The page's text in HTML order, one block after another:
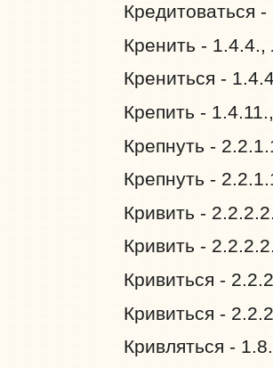
Кредитоваться
Кренить -
Крениться -
Крепить -
Крепнуть -
Крепнуть -
Кривить -
Кривить -
Кривиться -
Кривиться -
Кривляться -